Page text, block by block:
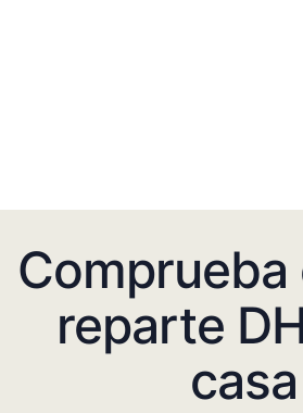
Comprueba
reparte
casa